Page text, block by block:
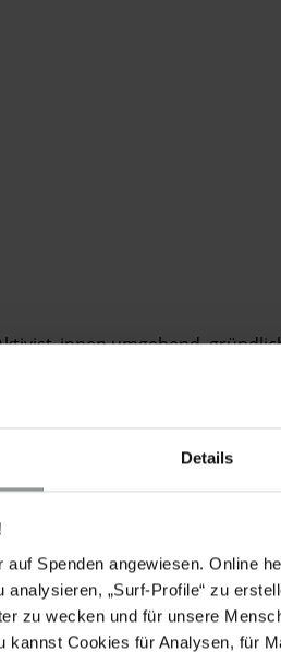
Details
Spenden angewiesen. Online
analysieren, „Surf-Profile“ zu
zu wecken und für unsere
kannst Cookies für Analysen, für
umgehend,
wahr herausstellen, dann
frei, die sich noch in Haft
zeitgleich mehrere
nahmen sie fünf
Mira Legion und Alexander
haben. Die Umstände